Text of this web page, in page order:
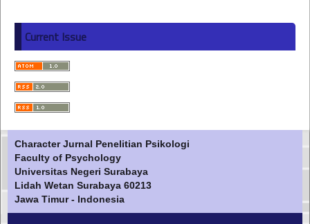
Current Issue
Character Jurnal Penelitian Psikologi
Faculty of Psychology
Universitas Negeri Surabaya
Lidah Wetan Surabaya 60213
Jawa Timur - Indonesia